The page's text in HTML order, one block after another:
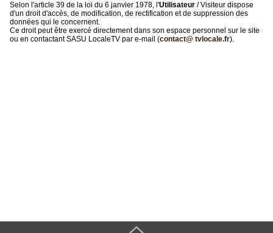
Selon l'article 39 de la loi du 6 janvier 1978, l'Utilisateur / Visiteur dispose
d'un droit d'accès, de modification, de rectification et de suppression des
données qui le concernent.
Ce droit peut être exercé directement dans son espace personnel sur le site
ou en contactant SASU LocaleTV par e-mail (contact@ tvlocale.fr).